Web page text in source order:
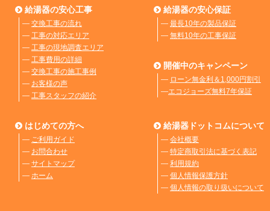
給湯器の安心工事
― 交換工事の流れ
― 工事の対応エリア
― 工事の現地調査エリア
― 工事費用の詳細
― 交換工事の施工事例
― お客様の声
― 工事スタッフの紹介
給湯器の安心保証
― 最長10年の製品保証
― 無料10年の工事保証
開催中のキャンペーン
― ローン無金利＆1,000円割引
―エコジョーズ無料7年保証
はじめての方へ
― ご利用ガイド
― お問合わせ
― サイトマップ
― ホーム
給湯器ドットコムについて
― 会社概要
― 特定商取引法に基づく表記
― 利用規約
― 個人情報保護方針
― 個人情報の取り扱いについて